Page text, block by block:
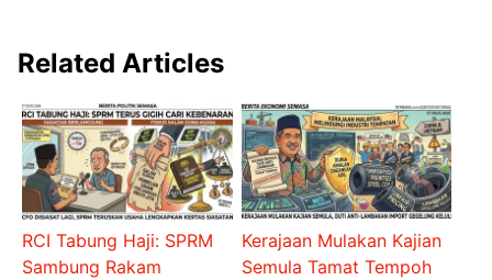
Related Articles
RCI Tabung Haji: SPRM
Sambung Rakam
Kerajaan Mulakan Kajian
Semula Tamat Tempoh